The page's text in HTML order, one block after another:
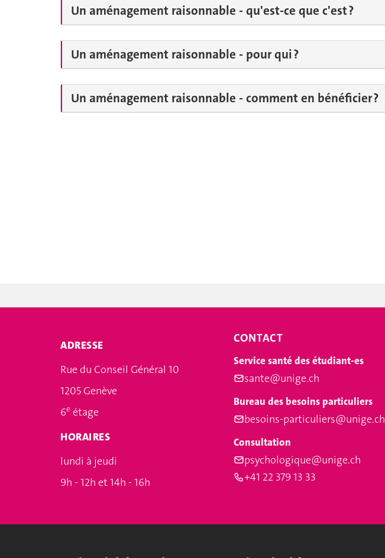
Un aménagement raisonnable - qu'est-ce que c'est ?
Un aménagement raisonnable - pour qui ?
Un aménagement raisonnable - comment en bénéficier ?
ADRESSE
Rue du Conseil Général 10
1205 Genève
6e étage
HORAIRES
lundi à jeudi
9h - 12h et 14h - 16h
CONTACT
Service santé des étudiant-es
sante@unige.ch
Bureau des besoins particuliers
besoins-particuliers@unige.ch
Consultation
psychologique@unige.ch
+41 22 379 13 33